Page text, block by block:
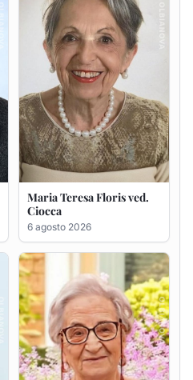
Giovanna Ponsanu Ved.
Decandia
5 agosto 2026